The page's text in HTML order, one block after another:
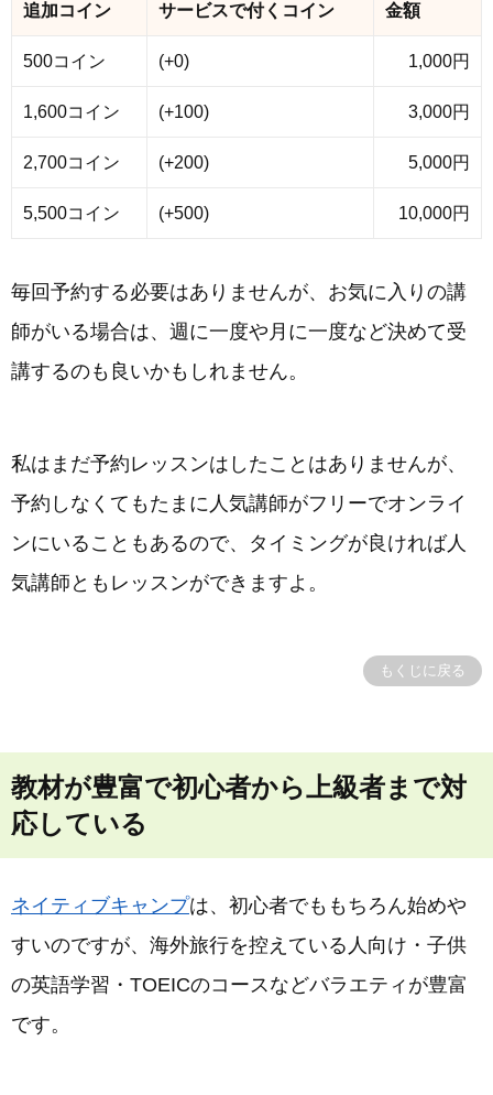
追加コイン サービスで付くコイン 金額
500コイン (+0) 1,000円
1,600コイン (+100) 3,000円
2,700コイン (+200) 5,000円
5,500コイン (+500) 10,000円
毎回予約する必要はありませんが、お気に入りの講
師がいる場合は、週に一度や月に一度など決めて受
講するのも良いかもしれません。
私はまだ予約レッスンはしたことはありませんが、
予約しなくてもたまに人気講師がフリーでオンライ
ンにいることもあるので、タイミングが良ければ人
気講師ともレッスンができますよ。
もくじに戻る
教材が豊富で初心者から上級者まで対
応している
ネイティブキャンプは、初心者でももちろん始めや
すいのですが、海外旅行を控えている人向け・子供
の英語学習・TOEICのコースなどバラエティが豊富
です。